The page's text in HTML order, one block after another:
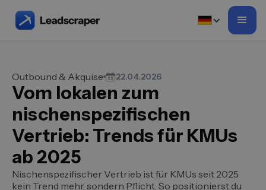
Outbound & Akquise 22.04.2026
Vom lokalen zum
nischenspezifischen
Vertrieb: Trends für KMUs
ab 2025
Nischenspezifischer Vertrieb ist für KMUs seit 2025
kein Trend mehr, sondern Pflicht. So positionierst du